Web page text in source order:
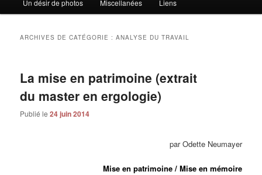
secondaire
Un désir de photos Miscellanées Liens
ARCHIVES DE CATÉGORIE :ANALYSE DU TRAVAIL
La mise en patrimoine (extrait
du master en ergologie)
Publié le24 juin 2014
par Odette Neumayer
Mise en patrimoine / Mise en mémoire